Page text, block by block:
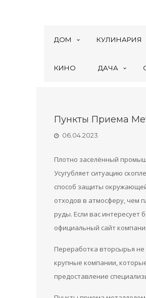
ДОМ КУЛИНАРИЯ
КИНО ДАЧА
Пункты Приема
06.04.2023
Плотно заселённый
Усугубляет ситуацию
способ защиты
отходов в атмосферу, чем
руды. Если вас
официальный сайт
Переработка вторсырья
крупные компании,
предоставление